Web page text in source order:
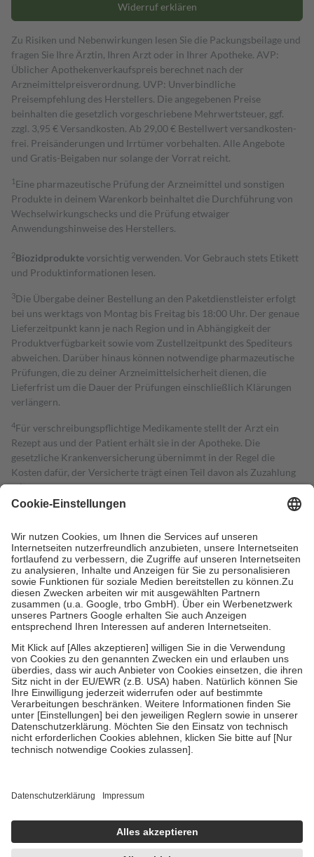
Widerruf erklären
Zu Risiken und Nebenwirkungen lesen Sie die Packungsbeilage und
fragen Sie Ihre Ärztin, Ihren Arzt oder in Ihrer Apotheke. AVP:
Üblicher Apothekenverkaufspreis berechnet nach der
Arzneimittelpreisverordnung. UVP: Unverbindliche
Preisempfehlung des Herstellers. Die angegebenen Preise
beinhalten die gesetzlich vorgeschriebene Mehrwertsteuer, ggf.
zzgl. 3,95 € Versandkosten. Ab 29,00 € Bestell­wert versand­kosten­
frei. Preisänderungen und Irrtümer vorbehalten. Alle Angebote
und Gratis-Beigaben nur solange der Vorrat reicht.
1 Eine pharmazeutische Prüfung der Arzneimittel und sonstigen
Produkte in deinem Warenkorb beinhaltet die Durchführung von
Wechselwirkungschecks und die Prüfung etwaiger
Anwendungshinweise des Herstellers.
2Biozidproduktevorsichtig verwenden. Vor Gebrauch stets Etikett
und Produktinformationen lesen.
3Die Übergabe deiner Bestellung an den Paketdienstleister erfolgt
bei uns werktags von Montag bis Freitag bis 18:00 Uhr. Der genaue
Lieferzeitpunkt kann je nach Region und in Abhängigkeit der
Produktverfügbarkeit sowie vom Zustellzeitpunkt des Spediteurs
abweichen. Darüber hinaus können notwendige pharmazeutische
Prüfungen, die zu deiner Arzneimittelsicherheit dienen, die
Lieferfrist um die Dauer der Prüfungen einschließlich Klärungen
verlängern.
4Für verschreibungspflichtige Medikamente stellt der Arzt ein
Rezept aus und der Patient erhält sie in der Apotheke. Die
gesetzliche Krankenversicherung übernimmt in der Regel die
Kosten dafür, der Versicherte trägt einen Teil davon als Zuzahlung
mit.
Grundsätzlich leisten Mitglieder Zuzahlungen in Höhe von zehn
höchstens zehn Euro.
Es sind jedoch nie mehr als die tatsächlichen
Kosten der Leistung zu entrichten.
Diese Regeln gelten grundsätzlich auch für Online-Apotheken.
Bei Heilmitteln und häuslicher Krankenpflege beträgt die
Zuzahlung zehn Prozent der Kosten sowie zehn Euro je
Verordnung.
Um das Engagement der Versicherten für ihre eigene Gesundheit zu
stärken und die besondere Stellung der Familie zu unterstützen,
fallenkeine Zuzahlungenan bei:
• Kindern und Jugendlichen bis zum vollendeten 18. Lebensjahr
mit Ausnahme der Fahrkosten
• Untersuchungen zur Vorsorge und Früherkennung, die von der
GKV getragen werden
• empfohlenen Schutzimpfungen
• Harn- und Blutteststreifen
getroffen, um sicherzustellen, dass es sich um echte Bewertungen
https://help.etrusted.com/hc/de/articles/4419944605341
Einige Bilder und Inhalte wurden unter Zuhilfenahme künstlicher